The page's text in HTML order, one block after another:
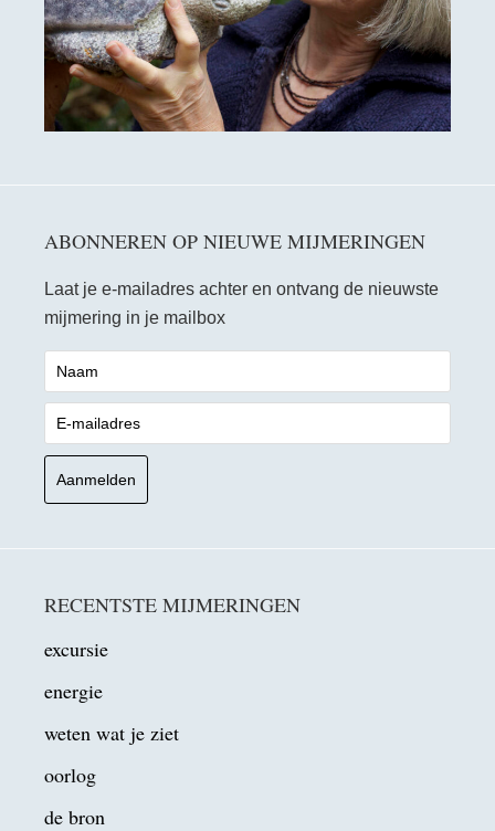
ABONNEREN OP NIEUWE MIJMERINGEN
Laat je e-mailadres achter en ontvang de nieuwste
mijmering in je mailbox
RECENTSTE MIJMERINGEN
excursie
energie
weten wat je ziet
oorlog
de bron